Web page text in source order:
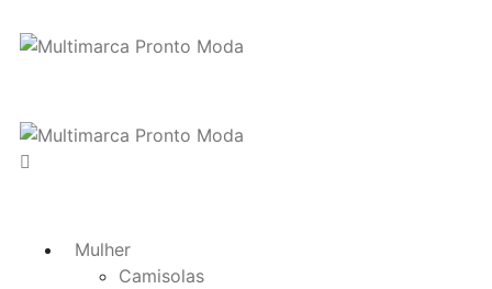
Mulher
Camisolas